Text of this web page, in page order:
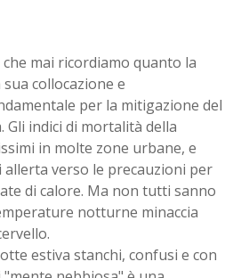
mai ricordiamo quanto la
collocazione e
per la mitigazione del
Gli indici di mortalità della
in molte zone urbane, e
verso le precauzioni per
di calore. Ma non tutti sanno
notturne minaccia
estiva stanchi, confusi e con